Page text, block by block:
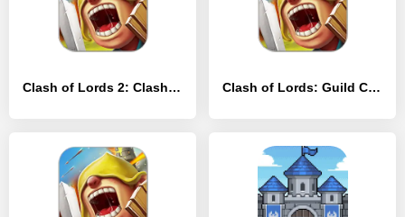
Clash of Lords 2: Clash Divin - [MOD Бесконечные монеты] Clash of Lords: Guild Castle - [MOD Много денег]